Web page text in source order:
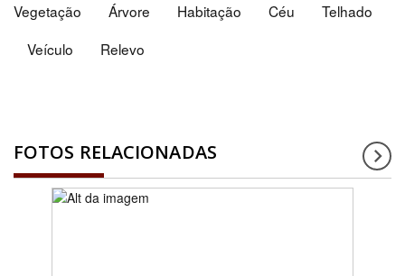
Vegetação Árvore Habitação Céu
Telhado
Veículo
Relevo
FOTOS RELACIONADAS